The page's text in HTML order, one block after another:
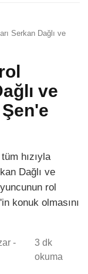
Serkan Dağlı ve
ve
hızıyla
Dağlı ve
rol
konuk olmasını
-
3 dk
okuma